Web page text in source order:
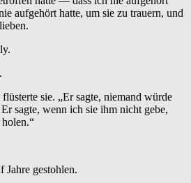
aufgehört hatte, um sie zu trauern, und
sie. „Er sagte, niemand würde
sagte, wenn ich sie ihm nicht gebe,
Jahre gestohlen.